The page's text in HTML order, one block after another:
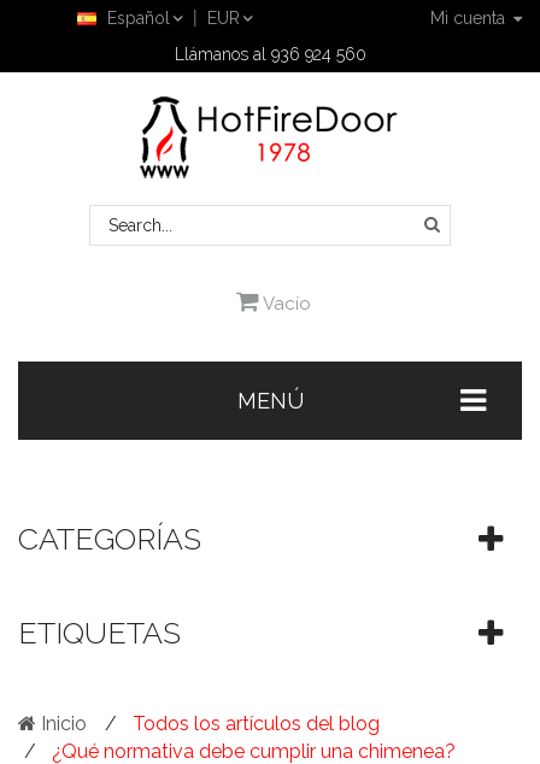
Mi cuenta
Español
EUR
Llámanos al 936 924 560
Vacío
MENÚ
CATEGORÍAS
ETIQUETAS
Inicio
Todos los artículos del blog
¿Qué normativa debe cumplir una chimenea?